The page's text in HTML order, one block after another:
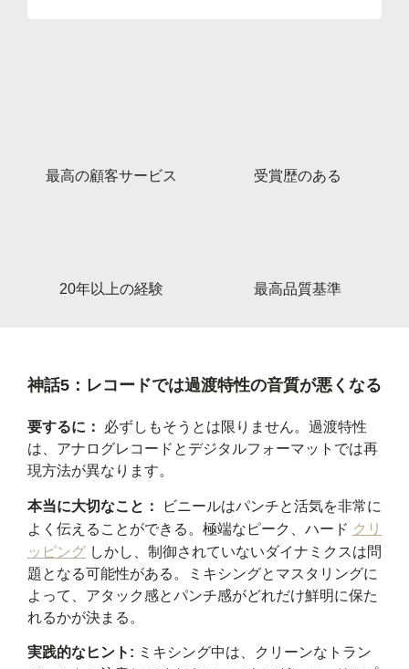
最高の顧客サービス 受賞歴のある
20年以上の経験 最高品質基準
神話5：レコードでは過渡特性の音質が悪くなる
要するに：
必ずしもそうとは限りません。過渡特性
は、アナログレコードとデジタルフォーマットでは再
現方法が異なります。
本当に大切なこと：
ビニールはパンチと活気を非常に
よく伝えることができる。極端なピーク、ハード クリ
ッピング しかし、制御されていないダイナミクスは問
題となる可能性がある。ミキシングとマスタリングに
よって、アタック感とパンチ感がどれだけ鮮明に保た
れるかが決まる。
実践的なヒント: ミキシング中は、クリーンなトラン